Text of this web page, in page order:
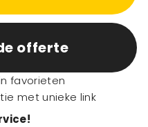
offerte
favorieten
met unieke link